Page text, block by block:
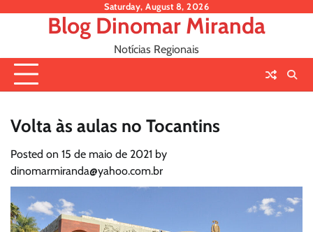
Saturday, August 8, 2026
Blog Dinomar Miranda
Notícias Regionais
Volta às aulas no Tocantins
Posted on 15 de maio de 2021 by
dinomarmiranda@yahoo.com.br